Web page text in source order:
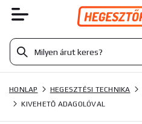
HONLAP HEGESZTÉSI TECHNIKA
KIVEHETŐ ADAGOLÓVAL